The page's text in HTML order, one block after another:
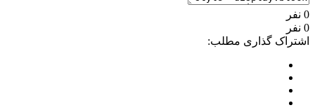
0 نفر
0 نفر
اشتراک گذاری مطلب: